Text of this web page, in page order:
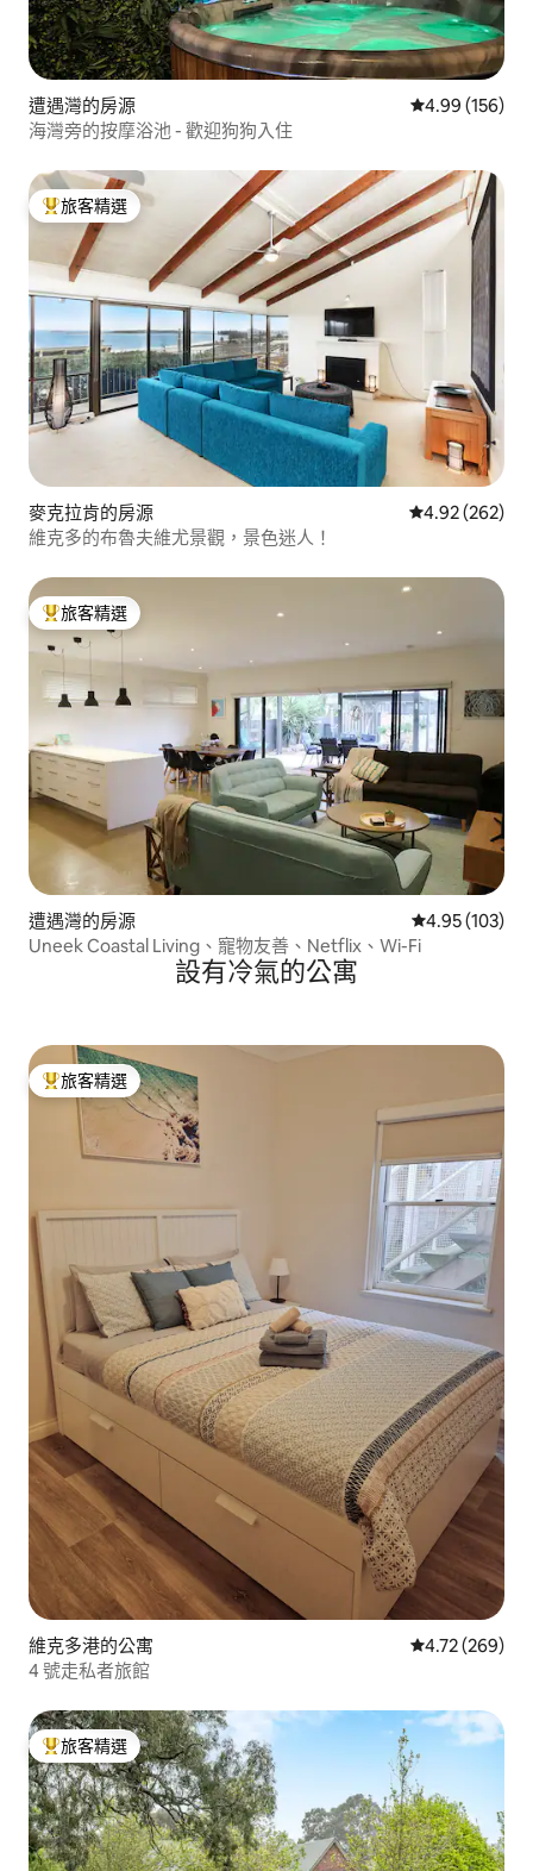
遭遇灣的房源 從 156 則評價
4.99 (156)
海灣旁的按摩浴池 - 歡迎狗狗入住
旅客精選榜首
旅客精選
麥克拉肯的房源 從 262 則評價
4.92 (262)
維克多的布魯夫維尤景觀，景色迷人！
旅客精選榜首
旅客精選
遭遇灣的房源 從 103 則評價
4.95 (103)
Uneek Coastal Living、寵物友善、Netflix、Wi-Fi
設有冷氣的公寓
旅客精選榜首
旅客精選
維克多港的公寓 從 269 則評價
4.72 (269)
4 號走私者旅館
旅客精選榜首
旅客精選